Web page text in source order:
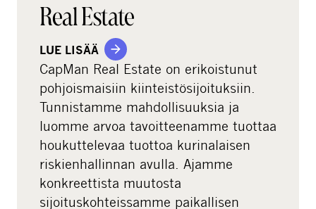
Real Estate
LUE LISÄÄ
CapMan Real Estate on erikoistunut
pohjoismaisiin kiinteistösijoituksiin.
Tunnistamme mahdollisuuksia ja
luomme arvoa tavoitteenamme tuottaa
houkuttelevaa tuottoa kurinalaisen
riskienhallinnan avulla. Ajamme
konkreettista muutosta
sijoituskohteissamme paikallisen